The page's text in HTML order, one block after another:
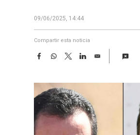
09/06/2025, 14:44
Compartir esta noticia
F
e
b
o
o
k
W
t
s
A
p
p
T
w
t
t
e
r
L
k
d
I
n
E
i